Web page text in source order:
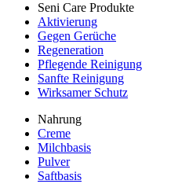
Seni Care Produkte
Aktivierung
Gegen Gerüche
Regeneration
Pflegende Reinigung
Sanfte Reinigung
Wirksamer Schutz
Nahrung
Creme
Milchbasis
Pulver
Saftbasis